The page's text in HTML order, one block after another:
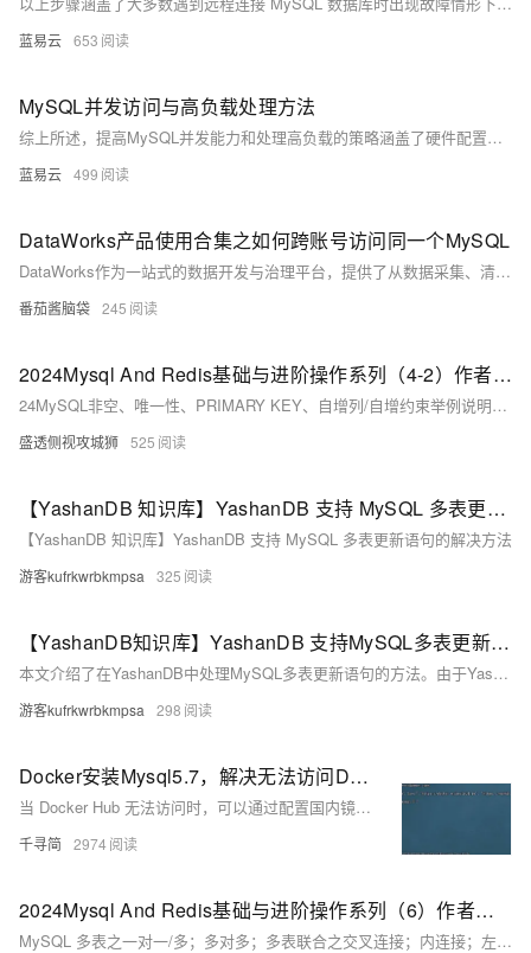
蓝易云 653
MySQL并发访问与高负载处理方法
综上所述，提高MySQL并发能力和处理高负载的策略涵盖了硬件配置、软件优化、架构调整以及运维监控等多个方面。通过综合施策，可以确保数据库系统在面对不断增长的并发需求时，维持高效和稳定的性能。
蓝易云 499
DataWorks产品使用合集之如何跨账号访问同一个MySQL
DataWorks作为一站式的数据开发与治理平台，提供了从数据采集、清洗、开发、调度、服务化、质量监控到安全管理的全套解决方案，帮助企业构建高效、规范、安全的大数据处理体系。以下是对DataWorks产品使用合集的概述，涵盖数据处理的各个环节。
番茄酱脑袋 245
2024Mysql And Redis基础与进阶操作系列（4-2）作者——LJS[含MySQL非空、唯一性、PRIMARY KEY、自增列/自增约束举例说明等详解步骤及常见报错问题对应的解决方法]
24MySQL非空、唯一性、PRIMARY KEY、自增列/自增约束举例说明等详解步骤及常见报错问题对应的解决方法（4-2） 学不会你来砍我！！！
盛透侧视攻城狮 525
【YashanDB 知识库】YashanDB 支持 MySQL 多表更新语句的解决方法
【YashanDB 知识库】YashanDB 支持 MySQL 多表更新语句的解决方法
游客kufrkwrbkmpsa 325
【YashanDB知识库】YashanDB 支持MySQL多表更新语句的解决方法
本文介绍了在YashanDB中处理MySQL多表更新语句的方法。由于YashanDB默认不支持多表更新（报错YAS-04344），可通过启用兼容性参数`SQL_PLUGIN = &#39;MYSQL&#39;`解决，或改写SQL语句实现相同功能。文章通过具体示例说明了多种改写方法，包括根据共同列更新单个或多个字段、添加过滤条件以及基于多个共同列的更新场景。涉及的表结构和数据展示了实际操作过程，帮助用户顺利迁移和使用YashanDB。
游客kufrkwrbkmpsa 298
Docker安装Mysql5.7，解决无法访问DockerHub问题
当 Docker Hub 无法访问时，可以通过配置国内镜像加速来解决应用安装失败和镜像拉取超时的问题。本文介绍了如何在 CentOS 上一键配置国内镜像加速，并成功拉取 MySQL 5.7 镜像。
千寻简 2974
2024Mysql And Redis基础与进阶操作系列（6）作者——LJS[含MySQL 多表之一对一/多；多对多；多表联合查询等详解步骤及常见报错问题所对应的解决方法]
MySQL 多表之一对一/多；多对多；多表联合之交叉连接；内连接；左、右、外、满、连接；子查询及关键字；自连接查询等详解步骤及常见报错问题所对应的解决方法